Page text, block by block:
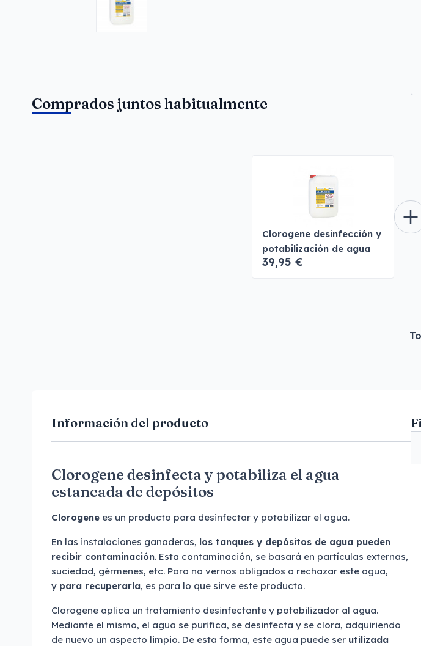
Comprados juntos habitualmente
Clorogene desinfección y
potabilización de agua
39,95 €
Información del producto
Clorogene desinfecta y potabiliza el agua
estancada de depósitos
Clorogene es un producto para desinfectar y potabilizar el agua.
En las instalaciones ganaderas, los tanques y depósitos de agua pueden
recibir contaminación. Esta contaminación, se basará en partículas externas,
suciedad, gérmenes, etc. Para no vernos obligados a rechazar este agua,
y para recuperarla, es para lo que sirve este producto.
Clorogene aplica un tratamiento desinfectante y potabilizador al agua.
Mediante el mismo, el agua se purifica, se desinfecta y se clora, adquiriendo
de nuevo un aspecto limpio. De esta forma, este agua puede ser utilizada